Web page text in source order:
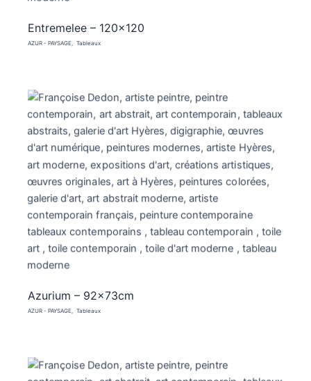
Entremelee – 120×120
AZUR - PAYSAGE Tableaux
Azurium – 92x73cm
AZUR - PAYSAGE Tableaux